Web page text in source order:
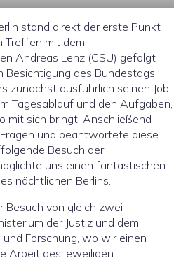
stand direkt der erste Punkt
Treffen mit dem
Andreas Lenz (CSU) gefolgt
Besichtigung des Bundestags.
zunächst ausführlich seinen Job,
Tagesablauf und den Aufgaben,
mit sich bringt. Anschließend
und beantwortete diese
Besuch der
uns einen fantastischen
nächtlichen Berlins.
Besuch von gleich zwei
der Justiz und dem
Forschung, wo wir einen
Arbeit des jeweiligen